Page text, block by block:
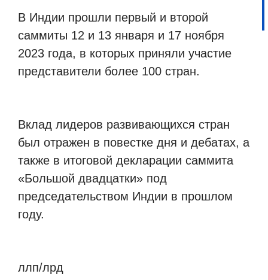
В Индии прошли первый и второй
саммиты 12 и 13 января и 17 ноября
2023 года, в которых приняли участие
представители более 100 стран.
Вклад лидеров развивающихся стран
был отражен в повестке дня и дебатах, а
также в итоговой декларации саммита
«Большой двадцатки» под
председательством Индии в прошлом
году.
ллп/лрд